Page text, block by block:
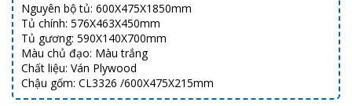
Nguyên bộ tủ: 600X475X1850mm
Tủ chính: 576X463X450mm
Tủ gương: 590X140X700mm
Màu chủ đạo: Màu trắng
Chất liệu: Ván Plywood
Chậu gốm: CL3326 /600X475X215mm